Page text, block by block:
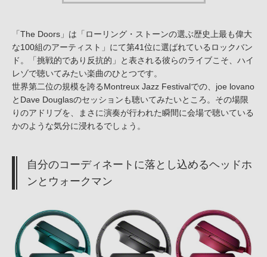
「The Doors」は「ローリング・ストーンの選ぶ歴史上最も偉大
な100組のアーティスト」にて第41位に選ばれているロックバン
ド。「挑戦的であり反抗的」と表される彼らのライブこそ、ハイ
レゾで聴いてみたい楽曲のひとつです。
世界第二位の規模を誇るMontreux Jazz Festivalでの、joe lovano
とDave Douglasのセッションも聴いてみたいところ。その場限
りのアドリブを、まさに演奏が行われた瞬間に会場で聴いている
かのような気分に浸れるでしょう。
自分のコーディネートに落とし込めるヘッドホ
ンとウォークマン